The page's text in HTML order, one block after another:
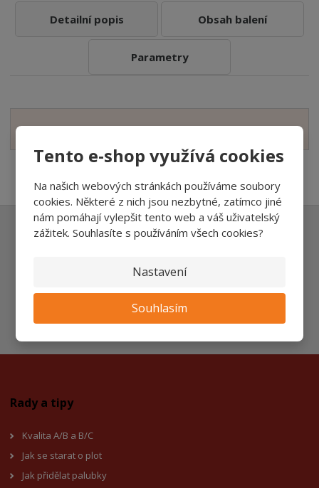
Tento e-shop využívá cookies
Na našich webových stránkách používáme soubory
cookies. Některé z nich jsou nezbytné, zatímco jiné
nám pomáhají vylepšit tento web a váš uživatelský
zážitek. Souhlasíte s používáním všech cookies?
Nastavení
Souhlasím
Detailní popis Obsah balení
Parametry
Zobrazit hodnocení produktu
Ať vám nic neunikne
Přihlásit
Souhlasím sezpracováním osobních údajů.
Rady a tipy
Kvalita A/B a B/C
Jak se starat o plot
Jak přidělat palubky